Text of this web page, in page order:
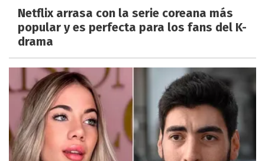
Netflix arrasa con la serie coreana más
popular y es perfecta para los fans del K-
drama